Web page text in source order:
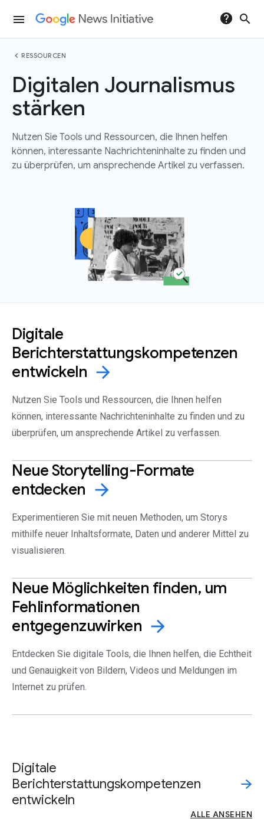
menu help search
chevron_left RESSOURCEN
Digitalen Journalismus
stärken
Nutzen Sie Tools und Ressourcen, die Ihnen helfen
können, interessante Nachrichteninhalte zu finden und
zu überprüfen, um ansprechende Artikel zu verfassen.
Digitale
Berichterstattungskompetenzen
entwickeln arrow_forward
Nutzen Sie Tools und Ressourcen, die Ihnen helfen
können, interessante Nachrichteninhalte zu finden und zu
überprüfen, um ansprechende Artikel zu verfassen.
Neue Storytelling-Formate
entdecken arrow_forward
Experimentieren Sie mit neuen Methoden, um Storys
mithilfe neuer Inhaltsformate, Daten und anderer Mittel zu
visualisieren.
Neue Möglichkeiten finden, um
Fehlinformationen
entgegenzuwirken arrow_forward
Entdecken Sie digitale Tools, die Ihnen helfen, die Echtheit
und Genauigkeit von Bildern, Videos und Meldungen im
Internet zu prüfen.
Digitale
Berichterstattungskompetenzen
entwickeln
ALLE ANSEHEN